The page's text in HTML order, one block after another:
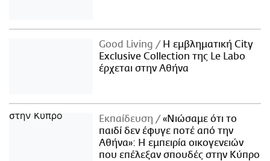
Good Living
Η εμβληματική City
Exclusive Collection της Le Labo
έρχεται στην Αθήνα
Εκπαίδευση
«Νιώσαμε ότι το
παιδί δεν έφυγε ποτέ από την
Αθήνα»: Η εμπειρία οικογενειών
που επέλεξαν σπουδές στην Κύπρο